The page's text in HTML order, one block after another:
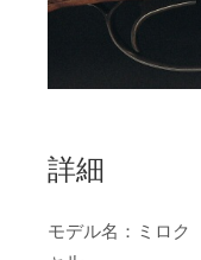
詳細
モデル名：ミロ